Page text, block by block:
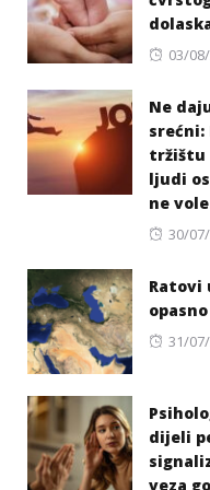
03/
Ne
tržištu
ljudi
ne vole
30/
Ratovi
31/
dijeli
veza